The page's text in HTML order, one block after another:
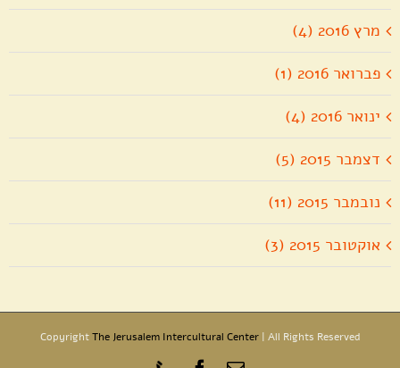
מרץ 2016 (4)
פברואר 2016 (1)
ינואר 2016 (4)
דצמבר 2015 (5)
נובמבר 2015 (11)
אוקטובר 2015 (3)
CopyrightThe Jerusalem Intercultural Center| All Rights Reserved